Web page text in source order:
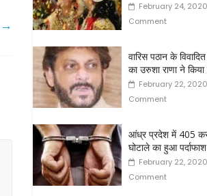
→
February 24, 2020
Comment
वारिस पठान के
का उरुशा राणा ने
February 22, 2020
Comment
आंध्र प्रदेश में 405
घोटाले का हुआ पर्दाफाश
February 22, 2020
Comment